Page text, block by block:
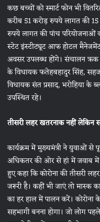
कछ बच्चों को स्मार्ट फोन भी
करीब 51 करोड़ रुपये लागत की
रुपये लागत की पांच परियोजनाओं
स्टेट इंस्टीट्यूट आफ होटल
अवसर उपलब्ध होंगे। संचालन ऋक
के विधायक फतेहबहादुर सिंह,
विधायक संत प्रसाद, भरोहिया के
उपस्थित रहे।
तीसरी लहर खतरनाक नहीं लेकिन
कार्यक्रम में मुख्यमंत्री ने युवाओं से
अधिकतर की ओर से हां में जवाब में
हुए कहा कि कोरोना की तीसरी
जरूरी है। कहीं भी जाएं तो मास्क
का हर हाल में पालन करें। कोरोना
सहभागी बनना होगा। जो लोग